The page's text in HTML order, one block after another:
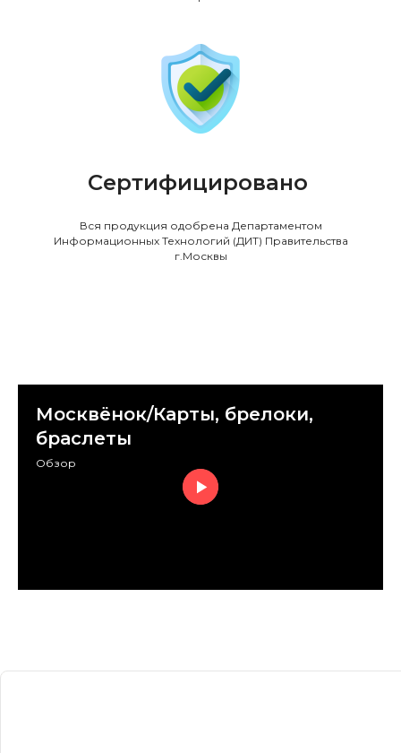
Сертифицировано
Вся продукция одобрена Департаментом
Информационных Технологий (ДИТ) Правительства
г.Москвы
Москвёнок/Карты, брелоки,
браслеты
Обзор